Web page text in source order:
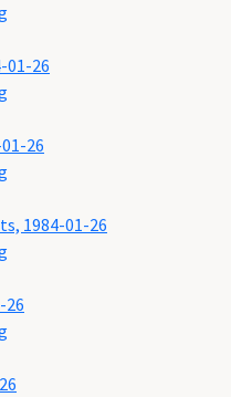
01-26
26
1984-01-26
26